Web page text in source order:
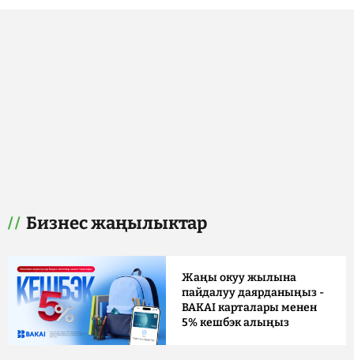
Бизнес жаңылыктар
Жаңы окуу жылына
пайдалуу даярданыңыз -
BAKAI карталары менен
5% кешбэк алыңыз